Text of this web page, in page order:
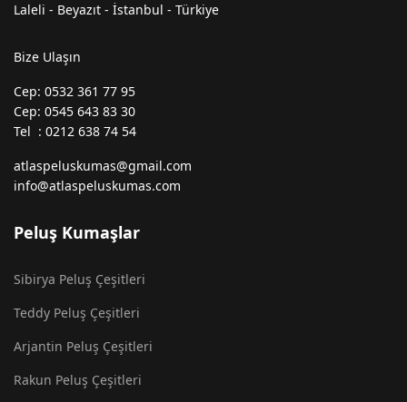
Laleli - Beyazıt - İstanbul - Türkiye
Bize Ulaşın
Cep: 0532 361 77 95
Cep: 0545 643 83 30
Tel : 0212 638 74 54
atlaspeluskumas@gmail.com
info@atlaspeluskumas.com
Peluş Kumaşlar
Sibirya Peluş Çeşitleri
Teddy Peluş Çeşitleri
Arjantin Peluş Çeşitleri
Rakun Peluş Çeşitleri